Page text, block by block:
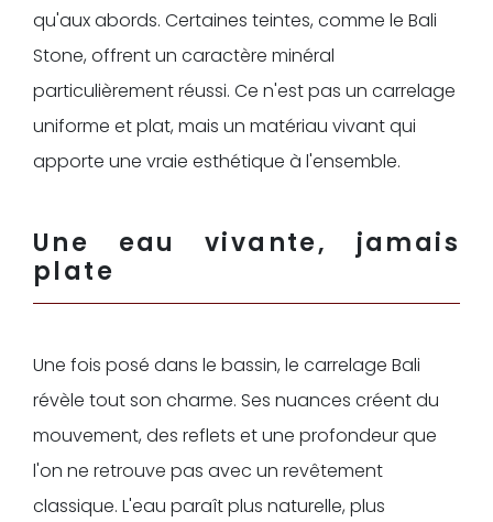
qu'aux abords. Certaines teintes, comme le Bali
Stone, offrent un caractère minéral
particulièrement réussi. Ce n'est pas un carrelage
uniforme et plat, mais un matériau vivant qui
apporte une vraie esthétique à l'ensemble.
Une eau vivante, jamais
plate
Une fois posé dans le bassin, le carrelage Bali
révèle tout son charme. Ses nuances créent du
mouvement, des reflets et une profondeur que
l'on ne retrouve pas avec un revêtement
classique. L'eau paraît plus naturelle, plus